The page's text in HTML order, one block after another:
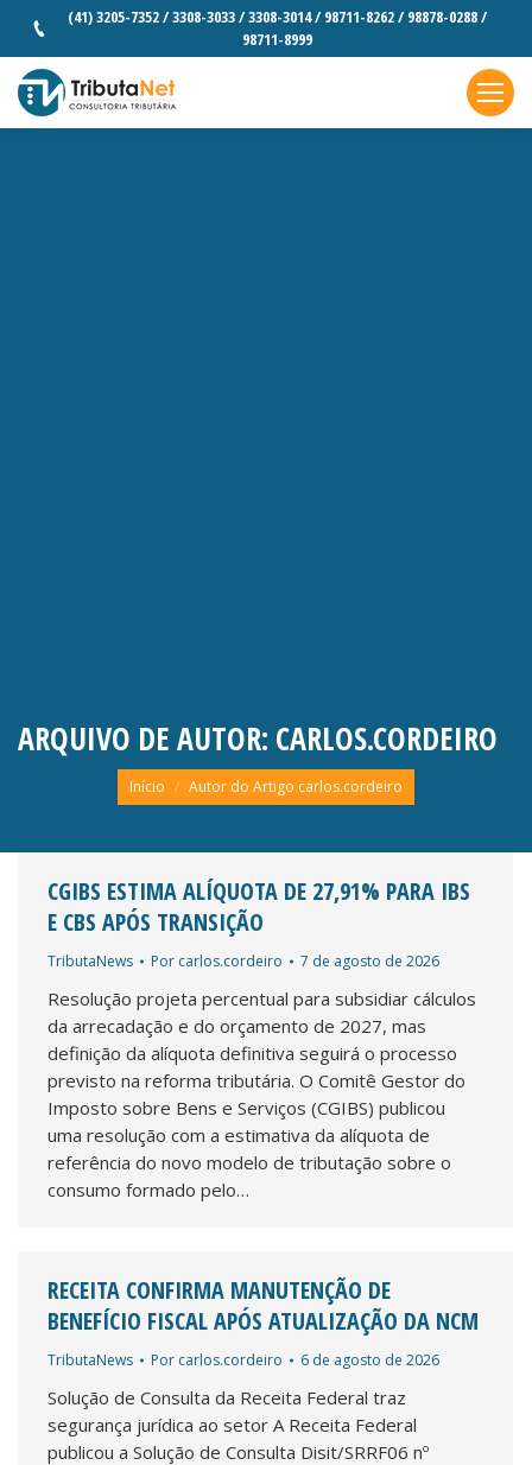
(41) 3205-7352 / 3308-3033 / 3308-3014 / 98711-8262 / 98878-0288 /
98711-8999
ARQUIVO DE AUTOR: CARLOS.CORDEIRO
Você está aqui:
Início Autor do Artigo carlos.cordeiro
CGIBS ESTIMA ALÍQUOTA DE 27,91% PARA IBS
E CBS APÓS TRANSIÇÃO
TributaNews Por carlos.cordeiro 7 de agosto de 2026
Resolução projeta percentual para subsidiar cálculos
da arrecadação e do orçamento de 2027, mas
definição da alíquota definitiva seguirá o processo
previsto na reforma tributária. O Comitê Gestor do
Imposto sobre Bens e Serviços (CGIBS) publicou
uma resolução com a estimativa da alíquota de
referência do novo modelo de tributação sobre o
consumo formado pelo…
RECEITA CONFIRMA MANUTENÇÃO DE
BENEFÍCIO FISCAL APÓS ATUALIZAÇÃO DA NCM
TributaNews Por carlos.cordeiro 6 de agosto de 2026
Solução de Consulta da Receita Federal traz
segurança jurídica ao setor A Receita Federal
publicou a Solução de Consulta Disit/SRRF06 nº